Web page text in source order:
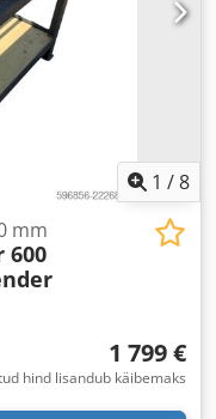
1 /8
mm
600
1 799 €
hind lisandub käibemaks